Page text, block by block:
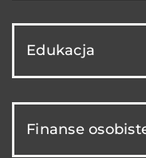
Edukacja
Finanse